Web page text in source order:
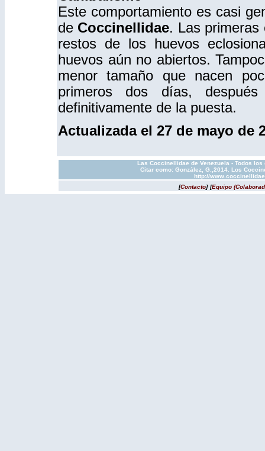
Este comportamiento es casi
de Coccinellidae. Las primeras
restos de los huevos
huevos aún no abiertos.
menor tamaño que nacen
primeros dos días,
definitivamente de la puesta.
Actualizada el 27 de mayo de
Las Coccinellidae de Venezuela - Todos
Citar como: González, G.,2014. Los
http://
[Contacto] [Equipo